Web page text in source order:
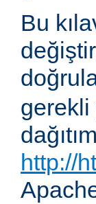
Bu
gerekli
http://